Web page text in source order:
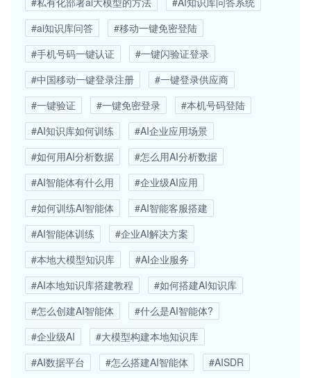
#ai知识库问答
#移动一键免密登陆
#手机号码一键认证
#一键闪验证登录
#中国移动一键登录注册
#一键登录供应商
#一键验证
#一键免密登录
#本机号码登陆
#AI知识库如何训练
#AI企业应用场景
#如何用AI分析数据
#怎么用AI分析数据
#AI智能体有什么用
#企业级AI应用
#如何训练AI智能体
#AI智能客服搭建
#AI智能体训练
#企业AI解决方案
#本地大模型知识库
#AI企业服务
#AI本地知识库搭建教程
#如何搭建AI知识库
#怎么创建AI智能体
#什么是AI智能体?
#企业级AI
#大模型构建本地知识库
#AI数据平台
#怎么搭建AI智能体
#AISDR